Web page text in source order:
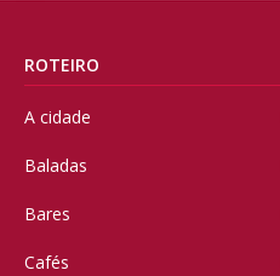
ROTEIRO
A cidade
Baladas
Bares
Cafés